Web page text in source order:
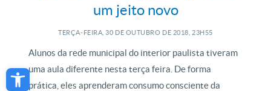
Open toolbar
um jeito novo
TERÇA-FEIRA, 30 DE OUTUBRO DE 2018, 23H55
Alunos da rede municipal do interior paulista tiveram
uma aula diferente nesta terça feira. De forma
prática, eles aprenderam consumo consciente da